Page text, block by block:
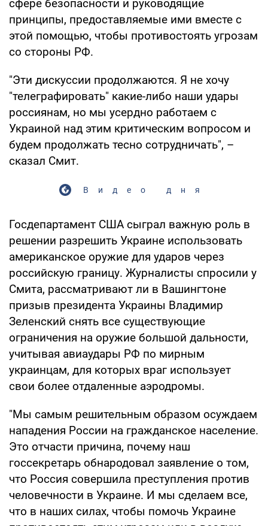
сфере безопасности и руководящие
принципы, предоставляемые ими вместе с
этой помощью, чтобы противостоять угрозам
со стороны РФ.
"Эти дискуссии продолжаются. Я не хочу
"телеграфировать" какие-либо наши удары
россиянам, но мы усердно работаем с
Украиной над этим критическим вопросом и
будем продолжать тесно сотрудничать", –
сказал Смит.
Видео дня
Госдепартамент США сыграл важную роль в
решении разрешить Украине использовать
американское оружие для ударов через
российскую границу. Журналисты спросили у
Смита, рассматривают ли в Вашингтоне
призыв президента Украины Владимир
Зеленский снять все существующие
ограничения на оружие большой дальности,
учитывая авиаудары РФ по мирным
украинцам, для которых враг использует
свои более отдаленные аэродромы.
"Мы самым решительным образом осуждаем
нападения России на гражданское население.
Это отчасти причина, почему наш
госсекретарь обнародовал заявление о том,
что Россия совершила преступления против
человечности в Украине. И мы сделаем все,
что в наших силах, чтобы помочь Украине